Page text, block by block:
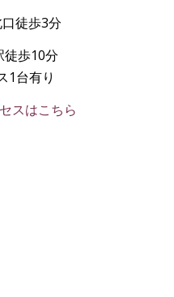
口徒歩3分
徒歩10分
1台有り
スはこちら